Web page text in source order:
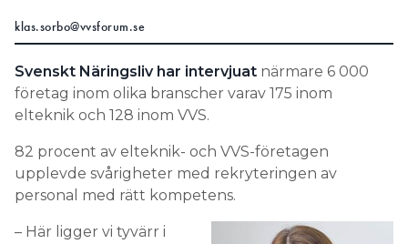
klas.sorbo@vvsforum.se
Svenskt Näringsliv har intervjuat närmare 6 000
företag inom olika branscher varav 175 inom
elteknik och 128 inom VVS.
82 procent av elteknik- och VVS-företagen
upplevde svårigheter med rekryteringen av
personal med rätt kompetens.
– Här ligger vi tyvärr i